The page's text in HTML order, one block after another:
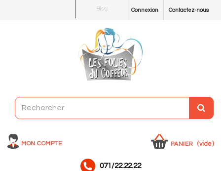
Contactez-nous
Connexion
Blog
MON COMPTE PANIER (vide)
071/22.22.22